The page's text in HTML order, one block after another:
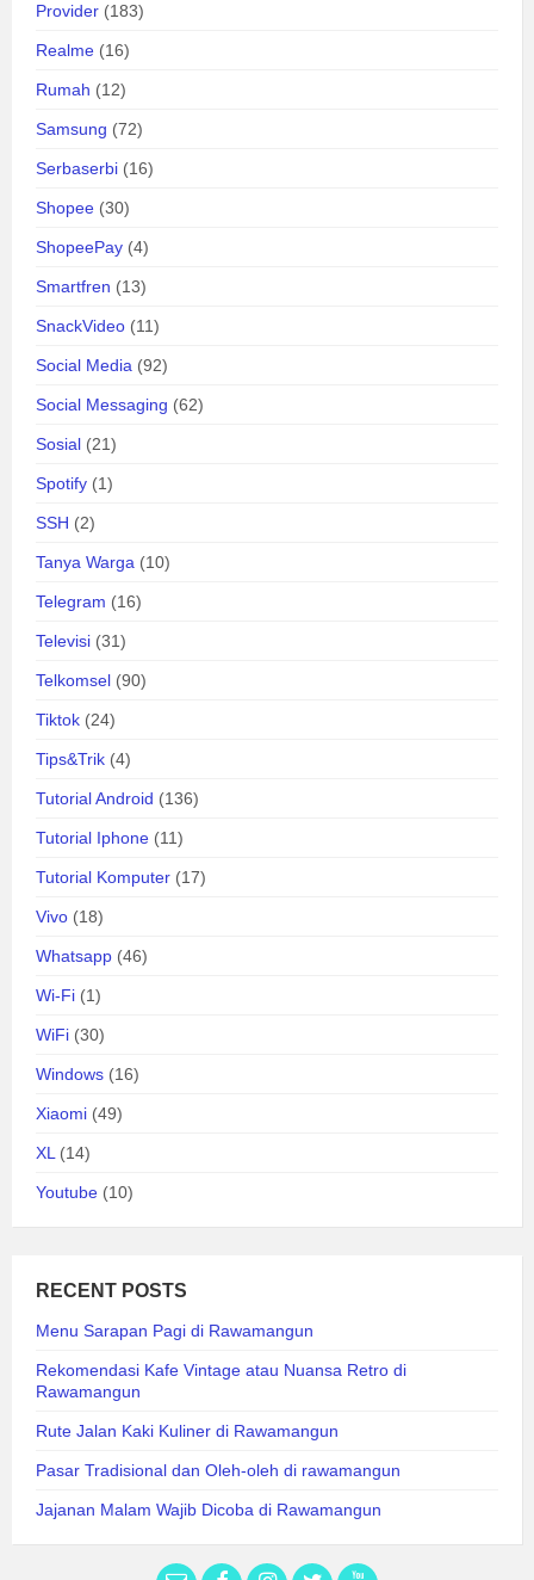
Provider (183)
Realme (16)
Rumah (12)
Samsung (72)
Serbaserbi (16)
Shopee (30)
ShopeePay (4)
Smartfren (13)
SnackVideo (11)
Social Media (92)
Social Messaging (62)
Sosial (21)
Spotify (1)
SSH (2)
Tanya Warga (10)
Telegram (16)
Televisi (31)
Telkomsel (90)
Tiktok (24)
Tips&Trik (4)
Tutorial Android (136)
Tutorial Iphone (11)
Tutorial Komputer (17)
Vivo (18)
Whatsapp (46)
Wi-Fi (1)
WiFi (30)
Windows (16)
Xiaomi (49)
XL(14)
Youtube (10)
RECENT POSTS
Menu Sarapan Pagi di Rawamangun
Rekomendasi Kafe Vintage atau Nuansa Retro di
Rawamangun
Rute Jalan Kaki Kuliner di Rawamangun
Pasar Tradisional dan Oleh-oleh di rawamangun
Jajanan Malam Wajib Dicoba di Rawamangun